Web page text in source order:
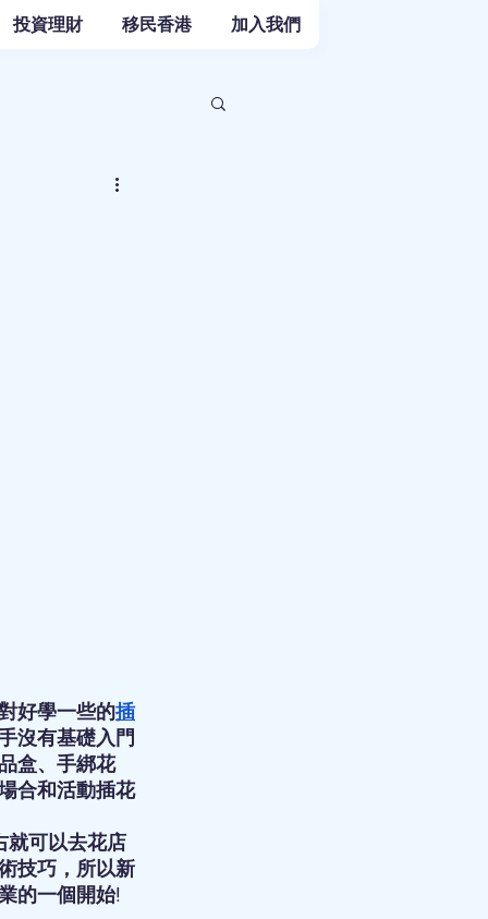
投資理財 移民香港 加入我們
好學一些的插
沒有基礎入門
盒、手綁花
合和活動插花
就可以去花店
技巧，所以新
的一個開始!